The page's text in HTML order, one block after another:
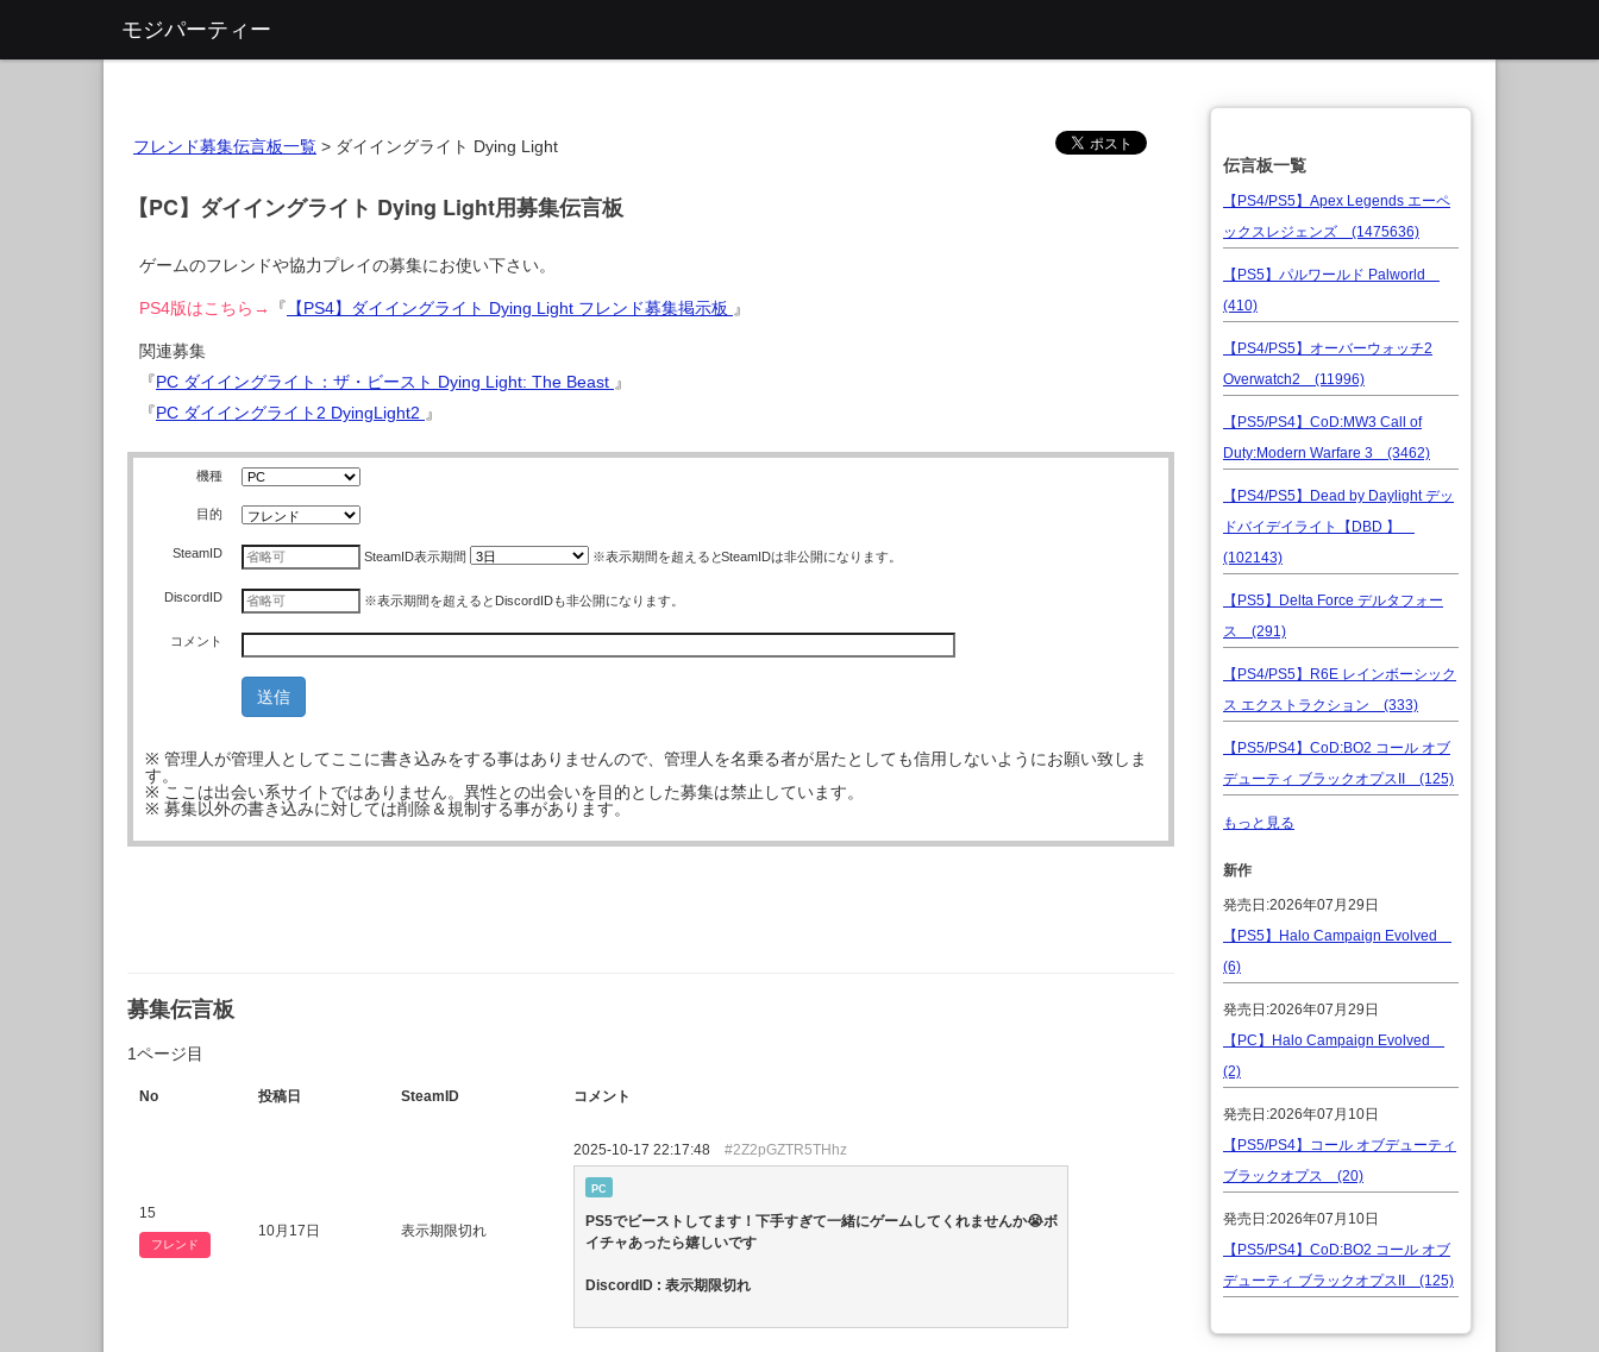
モジパーティー
フレンド募集伝言板一覧 > ダイイングライト Dying Light
【PC】ダイイングライト Dying Light用募集伝言板
ゲームのフレンドや協力プレイの募集にお使い下さい。
PS4版はこちら→ 『 【PS4】ダイイングライト Dying Light フレンド募集掲示板 』
関連募集
『PC ダイイングライト：ザ・ビースト Dying Light: The Beast 』
『PC ダイイングライト2 DyingLight2 』
機種
目的
SteamID SteamID表示期間 ※表示期間を超えるとSteamIDは非公開になります。
DiscordID ※表示期間を超えるとDiscordIDも非公開になります。
コメント
※ 管理人が管理人としてここに書き込みをする事はありませんので、管理人を名乗る者が居たとしても信用しないようにお願い致しま
す。
※ ここは出会い系サイトではありません。異性との出会いを目的とした募集は禁止しています。
※ 募集以外の書き込みに対しては削除＆規制する事があります。
募集伝言板
1ページ目
No 投稿日 SteamID コメント
15
フレンド
10月17日 表示期限切れ
2025-10-17 22:17:48 #2Z2pGZTR5THhz
PC
PS5でビーストしてます！下手すぎて一緒にゲームしてくれませんか😭ボ
イチャあったら嬉しいです
DiscordID : 表示期限切れ
伝言板一覧
【PS4/PS5】Apex Legends エーペ
ックスレジェンズ (1475636)
【PS5】パルワールド Palworld
(410)
【PS4/PS5】オーバーウォッチ2
Overwatch2 (11996)
【PS5/PS4】CoD:MW3 Call of
Duty:Modern Warfare 3 (3462)
【PS4/PS5】Dead by Daylight デッ
ドバイデイライト【DBD 】
(102143)
【PS5】Delta Force デルタフォー
ス (291)
【PS4/PS5】R6E レインボーシック
ス エクストラクション (333)
【PS5/PS4】CoD:BO2 コール オブ
デューティ ブラックオプスII (125)
もっと見る
新作
発売日:2026年07月29日
【PS5】Halo Campaign Evolved
(6)
発売日:2026年07月29日
【PC】Halo Campaign Evolved
(2)
発売日:2026年07月10日
【PS5/PS4】コール オブデューティ
ブラックオプス (20)
発売日:2026年07月10日
【PS5/PS4】CoD:BO2 コール オブ
デューティ ブラックオプスII (125)